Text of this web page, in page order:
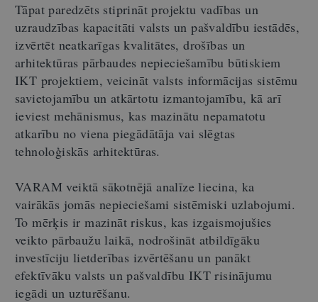
Tāpat paredzēts stiprināt projektu vadības un
uzraudzības kapacitāti valsts un pašvaldību iestādēs,
izvērtēt neatkarīgas kvalitātes, drošības un
arhitektūras pārbaudes nepieciešamību būtiskiem
IKT projektiem, veicināt valsts informācijas sistēmu
savietojamību un atkārtotu izmantojamību, kā arī
ieviest mehānismus, kas mazinātu nepamatotu
atkarību no viena piegādātāja vai slēgtas
tehnoloģiskās arhitektūras.
VARAM veiktā sākotnējā analīze liecina, ka
vairākās jomās nepieciešami sistēmiski uzlabojumi.
To mērķis ir mazināt riskus, kas izgaismojušies
veikto pārbaužu laikā, nodrošināt atbildīgāku
investīciju lietderības izvērtēšanu un panākt
efektīvāku valsts un pašvaldību IKT risinājumu
iegādi un uzturēšanu.